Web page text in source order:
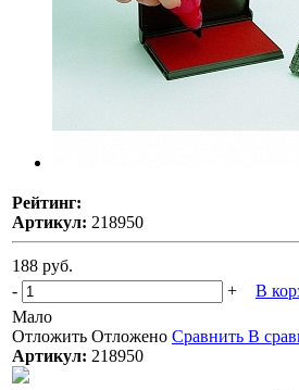
Рейтинг:
Артикул: 218950
188 руб.
-
+ В
Мало
Отложить Отложено Сравнить В
Артикул: 218950